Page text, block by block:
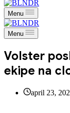
Menu
Menu
Volster
ekipe na
april 23,